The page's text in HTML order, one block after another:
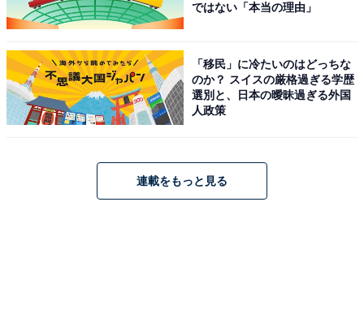
上競技場「スポーレ春日井」・テニスコート8面・フィ
人も一日たっぷり過ごせます。
なお、遊具の点検・修繕のため、7月7日～10日は遊具広
場の一部に利用制限があります。また、新木津用水の工
部・どんぐり橋の利用は休止です。
ではない「本当の理由」
「移民」に冷たいのはどっちな
のか？ スイスの厳格過ぎる学歴
選別と、日本の曖昧過ぎる外国
人政策
連載をもっと見る